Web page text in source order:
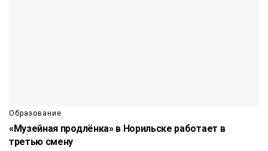
Образование
«Музейная продлёнка» в Норильске работает в
третью смену